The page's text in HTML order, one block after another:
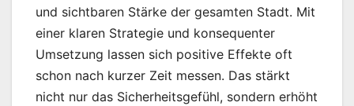
und sichtbaren Stärke der gesamten Stadt. Mit
einer klaren Strategie und konsequenter
Umsetzung lassen sich positive Effekte oft
schon nach kurzer Zeit messen. Das stärkt
nicht nur das Sicherheitsgefühl, sondern erhöht